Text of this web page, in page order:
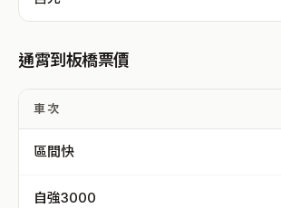
通霄到板橋票價
車次
區間快
自強3000